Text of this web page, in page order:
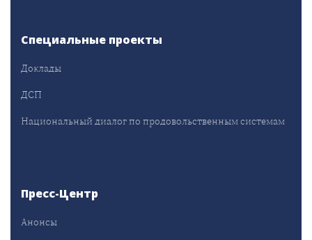
Специальные проекты
Доклады
ДСП
Национальный диалог по продовольственным системам
Пресс-Центр
Анонсы